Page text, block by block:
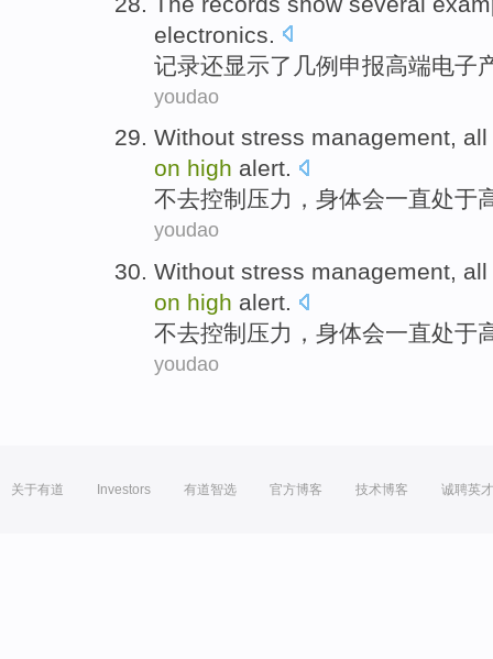
electronics
记录还显示了几例申报高端电子
youdao
Without stress management,
on high alert.
不去控制 压力 ， 身体会一直处于
youdao
Without stress management,
on high alert.
不去控制 压力 ， 身体会一直处于
youdao
关于有道 Investors 有道智选 官方博客 技术博客 诚聘英才